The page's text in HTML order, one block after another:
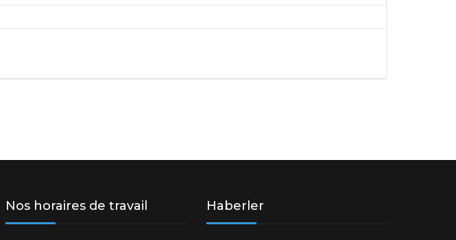
Nos horaires de travail Haberler